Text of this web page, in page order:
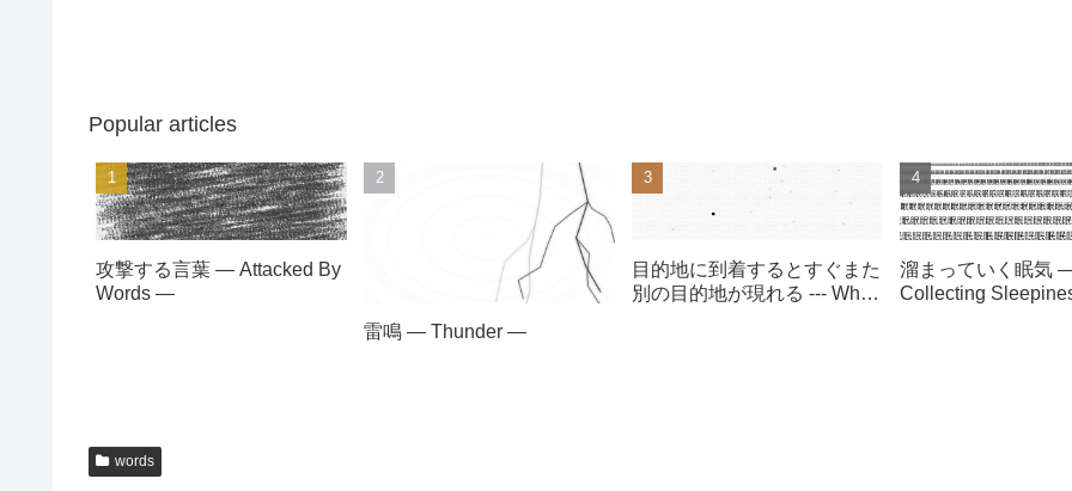
Popular articles
攻撃する言葉 — Attacked By
Words —
雷鳴 — Thunder —
目的地に到着するとすぐまた
別の目的地が現れる --- When
溜まっていく眠気
Collecting
words